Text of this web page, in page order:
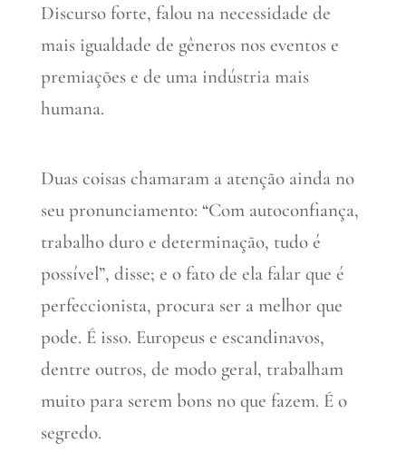
Discurso forte, falou na necessidade de
mais igualdade de gêneros nos eventos e
premiações e de uma indústria mais
humana.
Duas coisas chamaram a atenção ainda no
seu pronunciamento: “Com autoconfiança,
trabalho duro e determinação, tudo é
possível”, disse; e o fato de ela falar que é
perfeccionista, procura ser a melhor que
pode. É isso. Europeus e escandinavos,
dentre outros, de modo geral, trabalham
muito para serem bons no que fazem. É o
segredo.